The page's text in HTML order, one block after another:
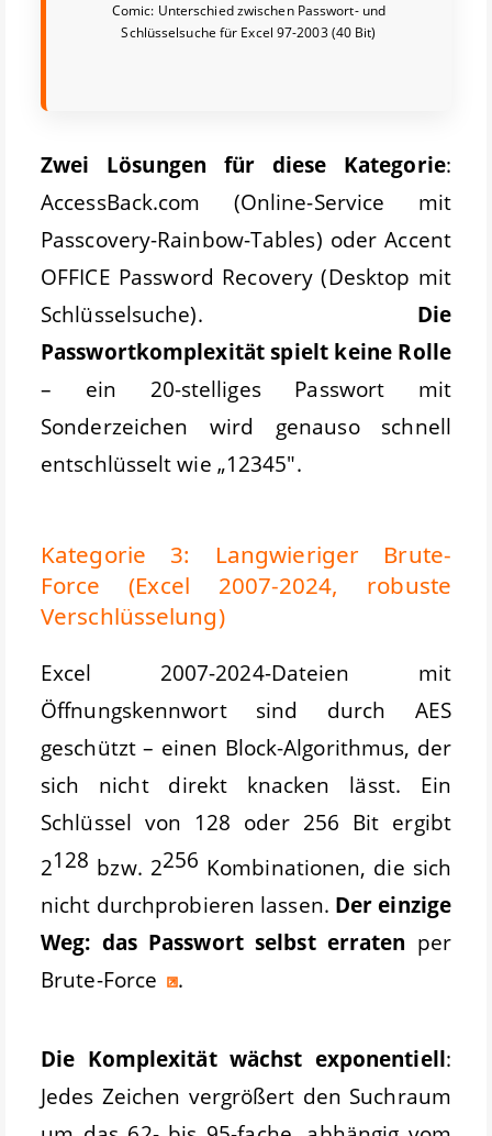
Comic: Unterschied zwischen Passwort- und
Schlüsselsuche für Excel 97-2003 (40 Bit)
Zwei Lösungen für diese Kategorie:
AccessBack.com (Online-Service mit
Passcovery-Rainbow-Tables) oder Accent
OFFICE Password Recovery (Desktop mit
Schlüsselsuche). Die
Passwortkomplexität spielt keine Rolle
– ein 20-stelliges Passwort mit
Sonderzeichen wird genauso schnell
entschlüsselt wie „12345".
Kategorie 3: Langwieriger Brute-
Force (Excel 2007-2024, robuste
Verschlüsselung)
Excel 2007-2024-Dateien mit
Öffnungskennwort sind durch AES
geschützt – einen Block-Algorithmus, der
sich nicht direkt knacken lässt. Ein
Schlüssel von 128 oder 256 Bit ergibt
2128 bzw. 2256 Kombinationen, die sich
nicht durchprobieren lassen. Der einzige
Weg: das Passwort selbst erraten per
Brute-Force
.
Die Komplexität wächst exponentiell:
Jedes Zeichen vergrößert den Suchraum